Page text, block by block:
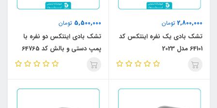
2,800,000 تومان
تشک بادی یک نفره اینتکس کد
64101 مدل 2023
5,500,000 تومان
تشک بادی اینتکس دو نفره با
پمپ دستی و بالش کد 64765
مدل 2023